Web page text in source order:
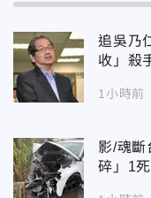
追吳乃
收」殺
1小時前
影/魂斷
碎」1